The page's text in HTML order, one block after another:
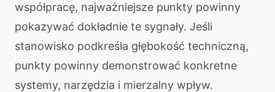
współpracę, najważniejsze punkty powinny
pokazywać dokładnie te sygnały. Jeśli
stanowisko podkreśla głębokość techniczną,
punkty powinny demonstrować konkretne
systemy, narzędzia i mierzalny wpływ.